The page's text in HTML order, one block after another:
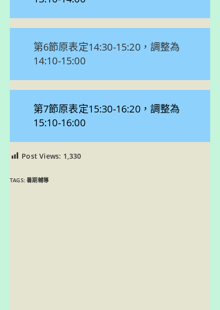
第6節原表定14:30-15:20，調整為
14:10-15:00
第7節原表定15:30-16:20，調整為
15:10-16:00
Post Views: 1,330
TAGS:暑期輔導